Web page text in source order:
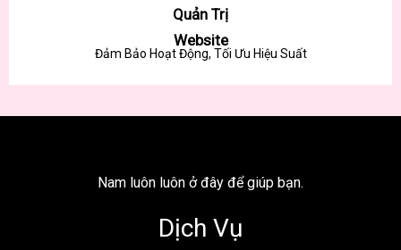
Quản Trị
Website
Đảm Bảo Hoạt Động, Tối Ưu Hiệu Suất
Nam luôn luôn ở đây để giúp bạn.
Dịch Vụ